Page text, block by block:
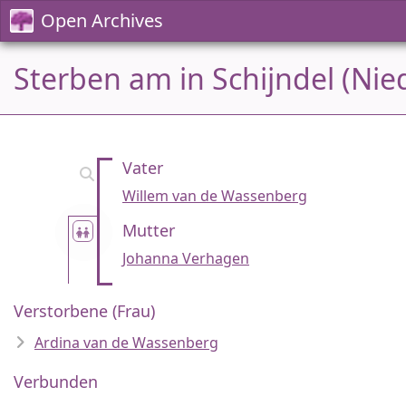
Open Archives
Sterben am in Schijndel
Vater
Willem van de Wassenberg
Mutter
Johanna Verhagen
Verstorbene (Frau)
Ardina van de Wassenberg
Verbunden